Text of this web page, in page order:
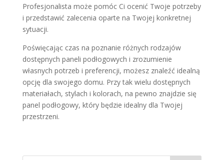
Profesjonalista może pomóc Ci ocenić Twoje potrzeby
i przedstawić zalecenia oparte na Twojej konkretnej
sytuacji.
Poświęcając czas na poznanie różnych rodzajów
dostępnych paneli podłogowych i zrozumienie
własnych potrzeb i preferencji, możesz znaleźć idealną
opcję dla swojego domu. Przy tak wielu dostępnych
materiałach, stylach i kolorach, na pewno znajdzie się
panel podłogowy, który będzie idealny dla Twojej
przestrzeni.